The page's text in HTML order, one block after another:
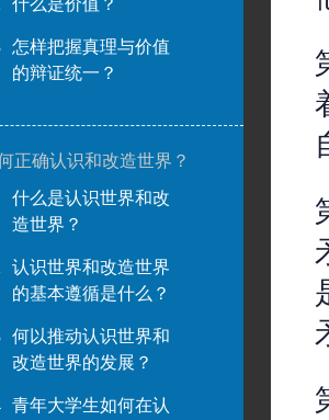
什么是价值？
怎样把握真理与价值
的辩证统一？
正确认识和改造世界？
什么是认识世界和改
造世界？
认识世界和改造世界
的基本遵循是什么？
何以推动认识世界和
改造世界的发展？
青年大学生如何在认